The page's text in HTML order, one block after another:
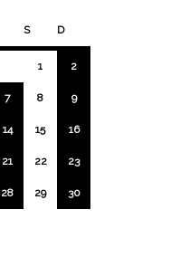
S D
1 2
7 8 9
14 15 16
21 22 23
28 29 30